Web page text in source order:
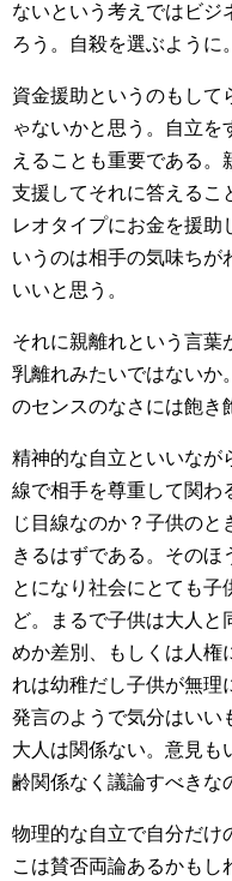
ないという考えではビジ
ろう。自殺を選ぶように。
資金援助というのもして
ゃないかと思う。自立を
えることも重要である。
支援してそれに答えるこ
レオタイプにお金を援助
いうのは相手の気味ちが
いいと思う。
それに親離れという言葉
乳離れみたいではないか
のセンスのなさには飽き
精神的な自立といいなが
線で相手を尊重して関わ
じ目線なのか？子供の
きるはずである。そのほ
とになり社会にとても子
ど。まるで子供は大人と
めか差別、もしくは人権
れは幼稚だし子供が無理
発言のようで気分はいい
大人は関係ない。意見も
齢関係なく議論すべきな
物理的な自立で自分だけ
こは賛否両論あるかもし